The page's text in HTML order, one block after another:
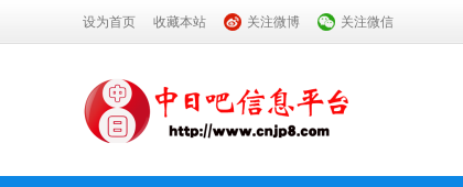
设为首页 收藏本站 关注微博 关注微信